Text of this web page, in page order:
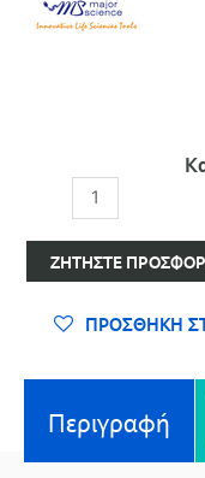
Σύστημα
Ηλεκτροφόρησης
Maxi
Blot,
20CBS
Major
ΖΗΤΉΣΤΕ
ΠΡΟΣΘΉΚΗ
Περιγραφή